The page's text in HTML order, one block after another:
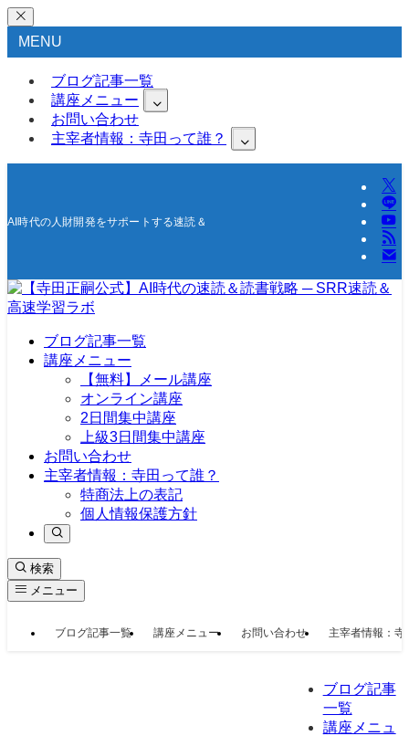
MENU
ブログ記事一覧
講座メニュー
お問い合わせ
主宰者情報：寺田って誰？
AI時代の人財開発をサポートする速読＆高速学習の研究所
ブログ記事一覧
講座メニュー
【無料】メール講座
オンライン講座
2日間集中講座
上級3日間集中講座
お問い合わせ
主宰者情報：寺田って誰？
特商法上の表記
個人情報保護方針
検索
メニュー
ブログ記事一覧 講座メニュー お問い合わせ 主宰者情報：寺
ブログ記事
一覧
講座メニュ